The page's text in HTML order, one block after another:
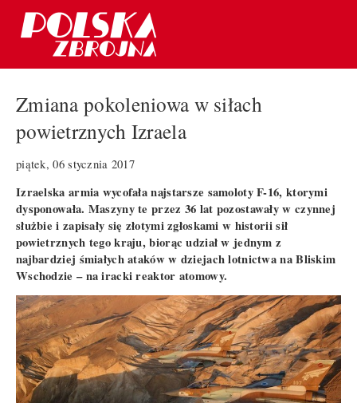
Zmiana pokoleniowa w siłach
powietrznych Izraela
piątek, 06 stycznia 2017
Izraelska armia wycofała najstarsze samoloty F-16, ktorymi
dysponowała. Maszyny te przez 36 lat pozostawały w czynnej
służbie i zapisały się złotymi zgłoskami w historii sił
powietrznych tego kraju, biorąc udział w jednym z
najbardziej śmiałych ataków w dziejach lotnictwa na Bliskim
Wschodzie – na iracki reaktor atomowy.